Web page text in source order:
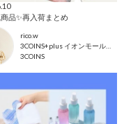
品✨再入荷まとめ
rico.w
3COINS